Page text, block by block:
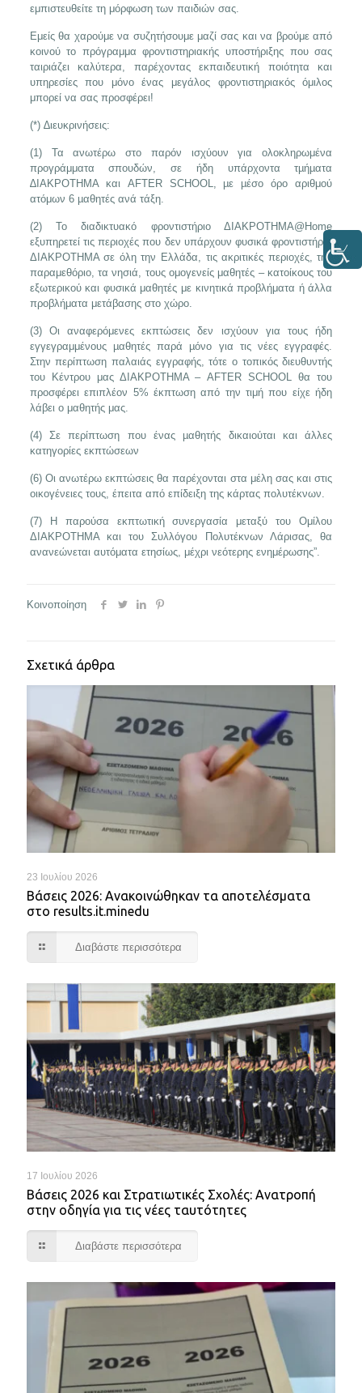
εμπιστευθείτε τη μόρφωση των παιδιών σας.
Εμείς θα χαρούμε να συζητήσουμε μαζί σας και να βρούμε από
κοινού το πρόγραμμα φροντιστηριακής υποστήριξης που σας
ταιριάζει καλύτερα, παρέχοντας εκπαιδευτική ποιότητα και
υπηρεσίες που μόνο ένας μεγάλος φροντιστηριακός όμιλος
μπορεί να σας προσφέρει!
(*) ∆ιευκρινήσεις:
(1) Τα ανωτέρω στο παρόν ισχύουν για ολοκληρωμένα
προγράμματα σπουδών, σε ήδη υπάρχοντα τµήµατα
∆ΙΑΚΡΟΤΗΜΑ και AFTER SCHOOL, µε µέσο όρο αριθμού
ατόμων 6 µαθητές ανά τάξη.
(2) Το διαδικτυακό φροντιστήριο ΔΙΑΚΡΟΤΗΜΑ@Home
εξυπηρετεί τις περιοχές που δεν υπάρχουν φυσικά φροντιστήρια
ΔΙΑΚΡΟΤΗΜΑ σε όλη την Ελλάδα, τις ακριτικές περιοχές, την
παραμεθόριο, τα νησιά, τους ομογενείς μαθητές – κατοίκους του
εξωτερικού και φυσικά μαθητές με κινητικά προβλήματα ή άλλα
προβλήματα μετάβασης στο χώρο.
(3) Οι αναφερόμενες εκπτώσεις δεν ισχύουν για τους ήδη
εγγεγραμμένους µαθητές παρά µόνο για τις νέες εγγραφές.
Στην περίπτωση παλαιάς εγγραφής, τότε ο τοπικός διευθυντής
του Κέντρου μας ΔΙΑΚΡΟΤΗΜΑ – AFTER SCHOOL θα του
προσφέρει επιπλέον 5% έκπτωση από την τιμή που είχε ήδη
λάβει ο μαθητής μας.
(4) Σε περίπτωση που ένας µαθητής δικαιούται και άλλες
κατηγορίες εκπτώσεων
(6) Οι ανωτέρω εκπτώσεις θα παρέχονται στα μέλη σας και στις
οικογένειες τους, έπειτα από επίδειξη της κάρτας πολυτέκνων.
(7) Η παρούσα εκπτωτική συνεργασία μεταξύ του Ομίλου
ΔΙΑΚΡΟΤΗΜΑ και του Συλλόγου Πολυτέκνων Λάρισας, θα
ανανεώνεται αυτόματα ετησίως, μέχρι νεότερης ενημέρωσης”.
Κοινοποίηση
Σχετικά άρθρα
23 Ιουλίου 2026
Βάσεις 2026: Ανακοινώθηκαν τα αποτελέσματα
στο results.it.minedu
Διαβάστε περισσότερα
17 Ιουλίου 2026
Βάσεις 2026 και Στρατιωτικές Σχολές: Ανατροπή
στην οδηγία για τις νέες ταυτότητες
Διαβάστε περισσότερα